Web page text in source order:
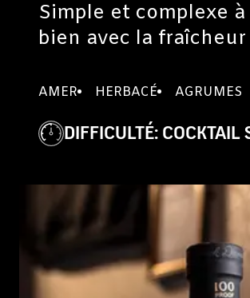
Simple et complexe
bien avec la
AMER HERBACÉ AGRUMES
DIFFICULTÉ:COCKTAIL